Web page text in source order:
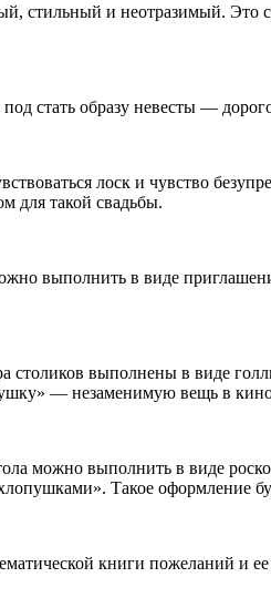
стильный и неотразимый. Это
стать образу невесты —
лоск и чувство
для такой свадьбы.
выполнить в виде
столиков выполнены в виде
— незаменимую вещь в
можно выполнить в виде
Такое оформление
книги пожеланий и